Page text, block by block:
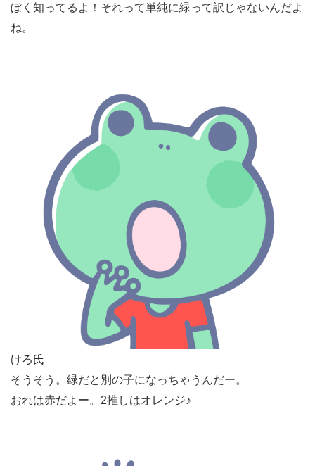
ぼく知ってるよ！それって単純に緑って訳じゃないんだよ
ね。
けろ氏
そうそう。緑だと別の子になっちゃうんだー。
おれは赤だよー。2推しはオレンジ♪